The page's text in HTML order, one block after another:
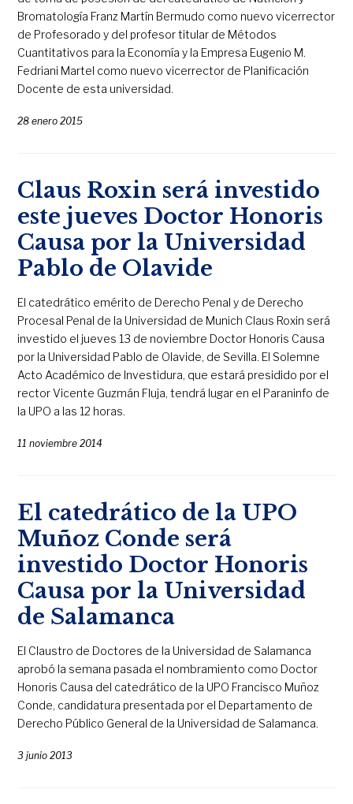
Bromatología Franz Martín Bermudo como nuevo vicerrector
de Profesorado y del profesor titular de Métodos
Cuantitativos para la Economía y la Empresa Eugenio M.
Fedriani Martel como nuevo vicerrector de Planificación
Docente de esta universidad.
28 enero 2015
Claus Roxin será investido
este jueves Doctor Honoris
Causa por la Universidad
Pablo de Olavide
El catedrático emérito de Derecho Penal y de Derecho
Procesal Penal de la Universidad de Munich Claus Roxin será
investido el jueves 13 de noviembre Doctor Honoris Causa
por la Universidad Pablo de Olavide, de Sevilla. El Solemne
Acto Académico de Investidura, que estará presidido por el
rector Vicente Guzmán Fluja, tendrá lugar en el Paraninfo de
la UPO a las 12 horas.
11 noviembre 2014
El catedrático de la UPO
Muñoz Conde será
investido Doctor Honoris
Causa por la Universidad
de Salamanca
El Claustro de Doctores de la Universidad de Salamanca
aprobó la semana pasada el nombramiento como Doctor
Honoris Causa del catedrático de la UPO Francisco Muñoz
Conde, candidatura presentada por el Departamento de
Derecho Público General de la Universidad de Salamanca.
3 junio 2013